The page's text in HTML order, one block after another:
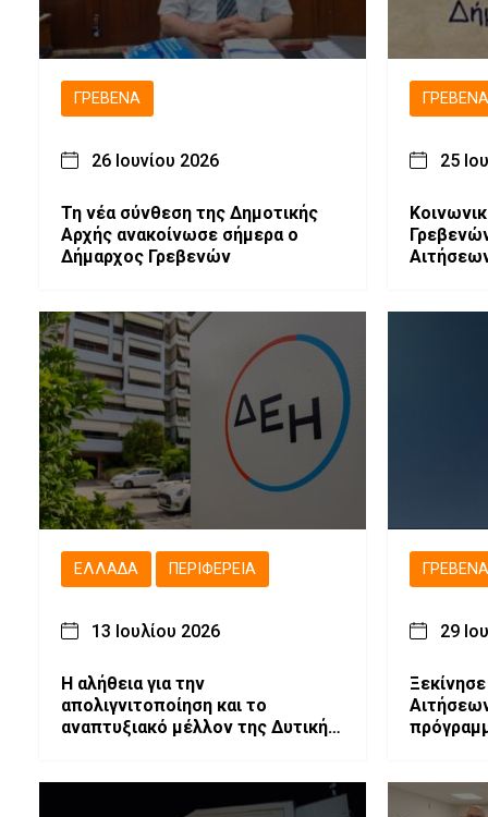
ΓΡΕΒΕΝΆ
26 Ιουνίου 2026
Τη νέα σύνθεση της Δημοτικής
Αρχής ανακοίνωσε σήμερα ο
Δήμαρχος Γρεβενών
25
ΕΛΛΆΔΑ ΠΕΡΙΦΈΡΕΙΑ
13 Ιουλίου 2026
Η αλήθεια για την
απολιγνιτοποίηση και το
αναπτυξιακό μέλλον της Δυτικής
29